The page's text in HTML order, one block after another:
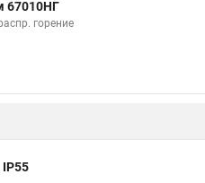
67010НГ
горение